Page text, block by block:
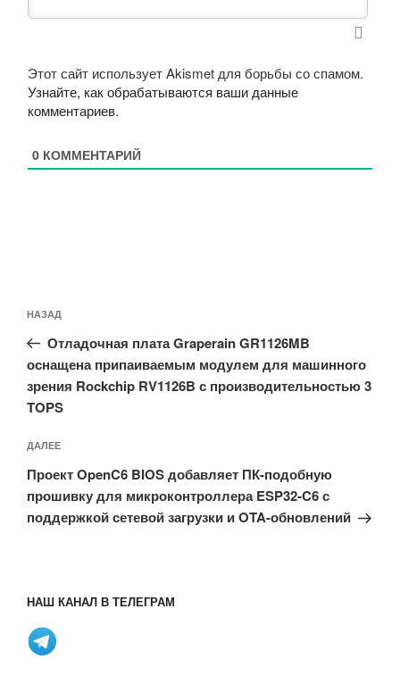
Этот сайт использует Akismet для борьбы со спамом.
Узнайте, как обрабатываются ваши данные
комментариев.
0 КОММЕНТАРИЙ
по
записям
Предыдущая
запись:
НАЗАД
Отладочная плата Graperain GR1126MB
оснащена припаиваемым модулем для машинного
зрения Rockchip RV1126B с производительностью 3
TOPS
Следующая
запись
ДАЛЕЕ
Проект OpenC6 BIOS добавляет ПК-подобную
прошивку для микроконтроллера ESP32-C6 с
поддержкой сетевой загрузки и OTA-обновлений
НАШ КАНАЛ В ТЕЛЕГРАМ